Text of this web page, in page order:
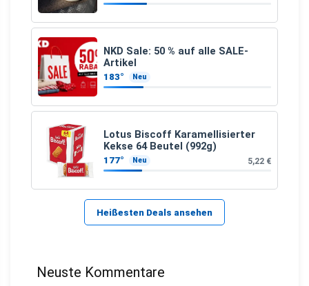
NKD Sale: 50 % auf alle SALE-
Artikel
183° Neu
Lotus Biscoff Karamellisierter
Kekse 64 Beutel (992g)
177° Neu 5,22 €
Heißesten Deals ansehen
Neuste Kommentare